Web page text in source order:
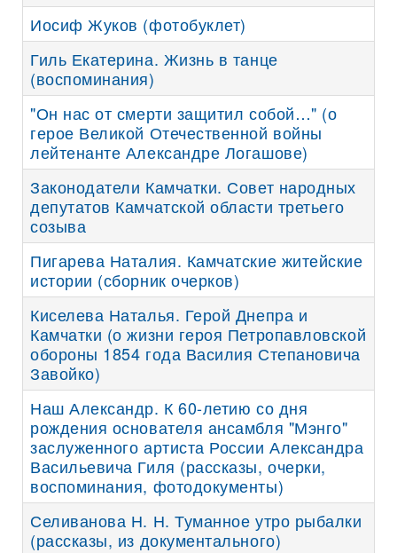
Иосиф Жуков (фотобуклет)
Гиль Екатерина. Жизнь в танце
(воспоминания)
"Он нас от смерти защитил собой…" (о
герое Великой Отечественной войны
лейтенанте Александре Логашове)
Законодатели Камчатки. Совет народных
депутатов Камчатской области третьего
созыва
Пигарева Наталия. Камчатские житейские
истории (сборник очерков)
Киселева Наталья. Герой Днепра и
Камчатки (о жизни героя Петропавловской
обороны 1854 года Василия Степановича
Завойко)
Наш Александр. К 60-летию со дня
рождения основателя ансамбля "Мэнго"
заслуженного артиста России Александра
Васильевича Гиля (рассказы, очерки,
воспоминания, фотодокументы)
Селиванова Н. Н. Туманное утро рыбалки
(рассказы, из документального)